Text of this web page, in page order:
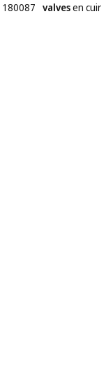
180087 valvesen cuir